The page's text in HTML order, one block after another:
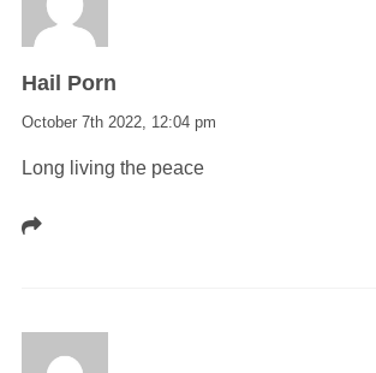
Hail Porn
October 7th 2022, 12:04 pm
Long living the peace